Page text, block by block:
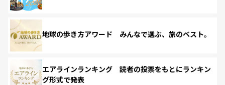
地球の歩き方アワード みんなで選ぶ、旅のベスト。
エアラインランキング 読者の投票をもとにランキン
グ形式で発表